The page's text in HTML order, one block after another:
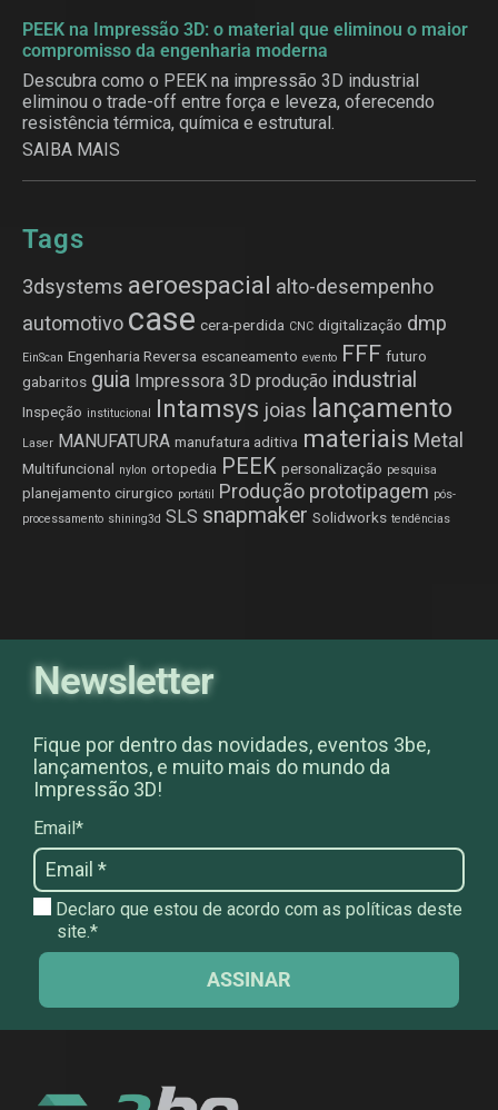
PEEK na Impressão 3D: o material que eliminou o maior
compromisso da engenharia moderna
Descubra como o PEEK na impressão 3D industrial
eliminou o trade-off entre força e leveza, oferecendo
resistência térmica, química e estrutural.
SAIBA MAIS
Tags
3dsystems aeroespacial alto-desempenho
automotivo case cera-perdida CNC digitalização dmp
EinScan Engenharia Reversa escaneamento evento FFF futuro
gabaritos guia Impressora 3D produção industrial
Inspeção institucional Intamsys joias lançamento
Laser MANUFATURA manufatura aditiva materiais Metal
Multifuncional nylon ortopedia PEEK personalização pesquisa
planejamento cirurgico portátil Produção prototipagem pós-
processamento shining3d SLS snapmaker Solidworks tendências
Newsletter
Fique por dentro das novidades, eventos 3be,
lançamentos, e muito mais do mundo da
Impressão 3D!
Email*
Declaro que estou de acordo com as políticas deste
site.*
ASSINAR